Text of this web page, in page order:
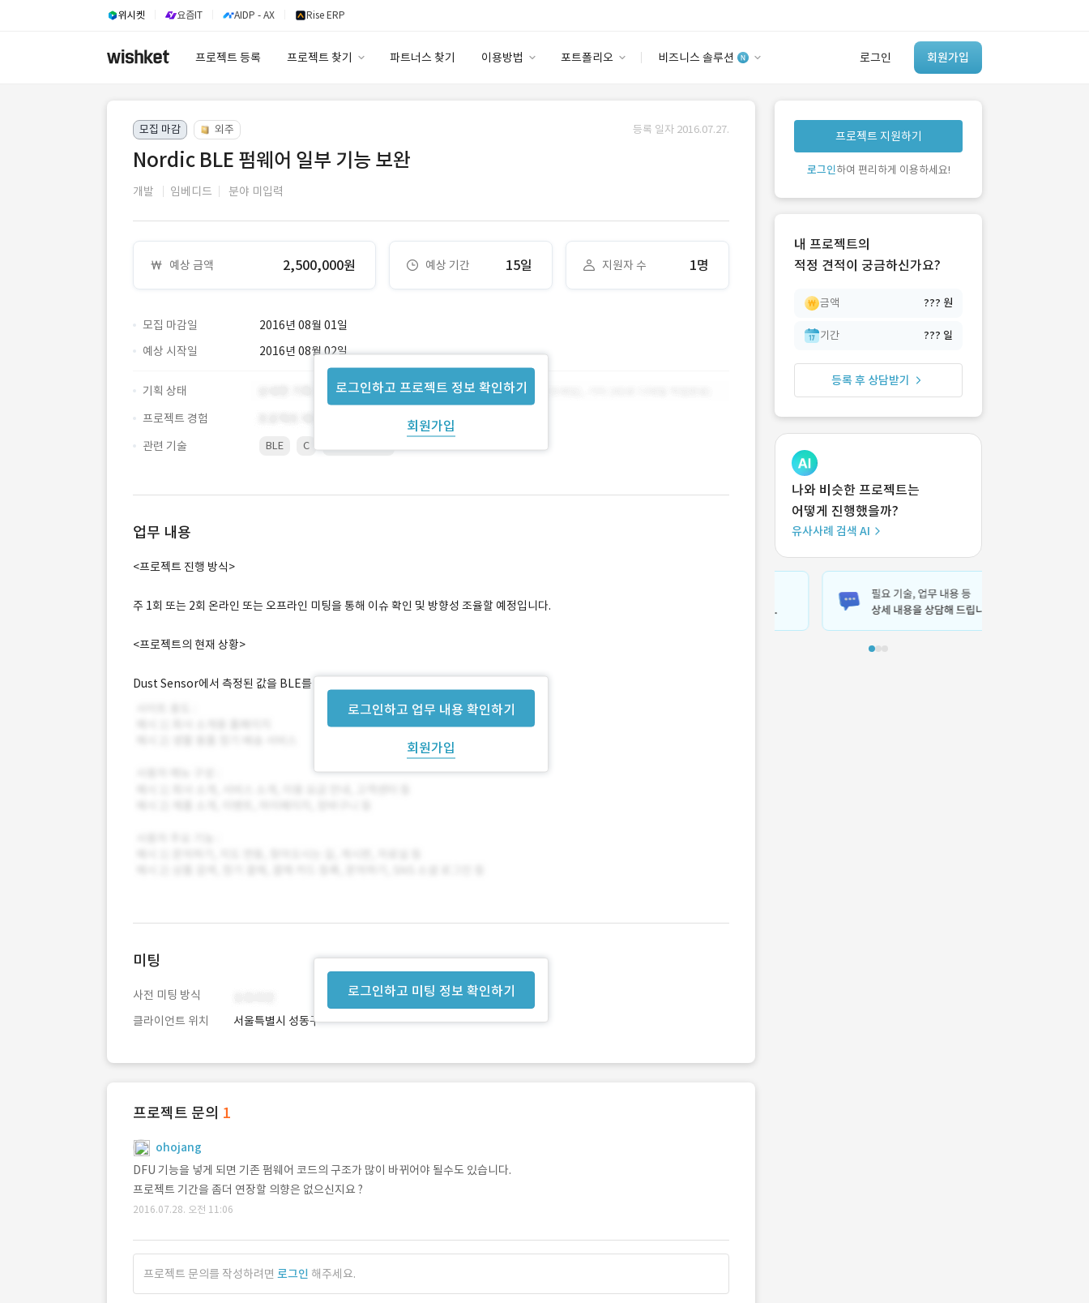
위시켓 요즘IT AIDP - AX Rise ERP
프로젝트 등록 프로젝트 찾기 파트너스 찾기 이용방법 포트폴리오 비즈니스 솔루션 로그인 회원가입
안심 코드 케어
유사사례 검색 AI
‘이런 거’ 만들어본
개발 회사 있어?
모집 마감 외주 등록 일자 2016.07.27.
Nordic BLE 펌웨어 일부 기능 보완
개발 임베디드 분야 미입력
예상 금액 2,500,000원 예상 기간 15일 지원자 수 1명
모집 마감일 2016년 08월 01일
로그인하고 프로젝트 정보 확인하기
회원가입
예상 시작일 2016년 08월 02일
기획 상태
프로젝트 경험
관련 기술
BLE C
업무 내용
로그인하고 업무 내용 확인하기
회원가입
<프로젝트 진행 방식>
주 1회 또는 2회 온라인 또는 오프라인 미팅을 통해 이슈 확인 및 방향성 조율할 예정입니다.
<프로젝트의 현재 상황>
Dust Sensor에서 측정된 값을 BLE를 통해 스마트폰 어플리케이션으로 데이터전송하여
로그인하고 미팅 정보 확인하기
미팅
사전 미팅 방식
클라이언트 위치
서울특별시 성동구
프로젝트 문의 1
ohojang
DFU 기능을 넣게 되면 기존 펌웨어 코드의 구조가 많이 바뀌어야 될수도 있습니다.
프로젝트 기간을 좀더 연장할 의향은 없으신지요 ?
2016.07.28. 오전 11:06
프로젝트 문의를 작성하려면 로그인 해주세요.
프로젝트 지원하기
로그인하여 편리하게 이용하세요!
내 프로젝트의
적정 견적이 궁금하신가요?
금액 ??? 원
기간 ??? 일
등록 후 상담받기
나와 비슷한 프로젝트는
어떻게 진행했을까?
유사사례 검색 AI